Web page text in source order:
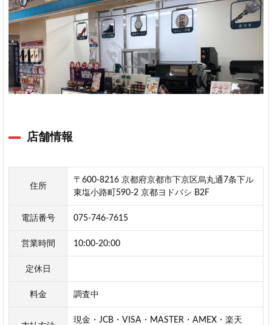
店舗情報
住所
〒600-8216 京都府京都市下京区烏丸通7条下ル
東塩小路町590-2 京都ヨドバシ B2F
電話番号 075-746-7615
営業時間 10:00-20:00
定休日
料金 調査中
現金・JCB・VISA・MASTER・AMEX・楽天